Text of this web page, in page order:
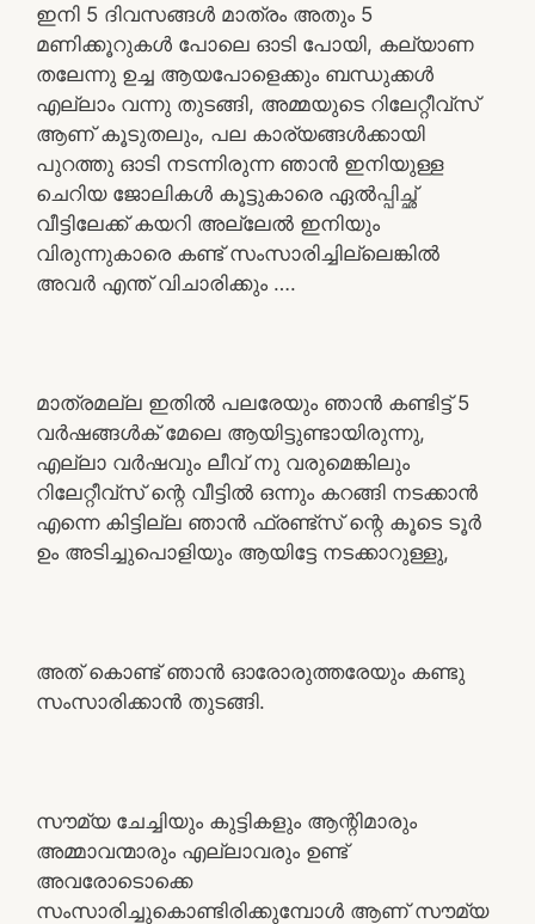
ഇനി 5 ദിവസങ്ങൾ മാത്രം അതും 5
മണിക്കൂറുകൾ പോലെ ഓടി പോയി, കല്യാണ
തലേന്നു ഉച്ച ആയപോളെക്കും ബന്ധുക്കൾ
എല്ലാം വന്നു തുടങ്ങി, അമ്മയുടെ റിലേറ്റീവ്സ്
ആണ് കൂടുതലും, പല കാര്യങ്ങൾക്കായി
പുറത്തു ഓടി നടന്നിരുന്ന ഞാൻ ഇനിയുള്ള
ചെറിയ ജോലികൾ കൂട്ടുകാരെ ഏൽപ്പിച്ഛ്
വീട്ടിലേക്ക് കയറി അല്ലേൽ ഇനിയും
വിരുന്നുകാരെ കണ്ട് സംസാരിച്ചില്ലെങ്കിൽ
അവർ എന്ത് വിചാരിക്കും ….
മാത്രമല്ല ഇതിൽ പലരേയും ഞാൻ കണ്ടിട്ട് 5
വർഷങ്ങൾക് മേലെ ആയിട്ടുണ്ടായിരുന്നു,
എല്ലാ വർഷവും ലീവ് നു വരുമെങ്കിലും
റിലേറ്റീവ്സ് ന്റെ വീട്ടിൽ ഒന്നും കറങ്ങി നടക്കാൻ
എന്നെ കിട്ടില്ല ഞാൻ ഫ്രണ്ട്സ് ന്റെ കൂടെ ടൂർ
ഉം അടിച്ചുപൊളിയും ആയിട്ടേ നടക്കാറുള്ളു,
അത് കൊണ്ട് ഞാൻ ഓരോരുത്തരേയും കണ്ടു
സംസാരിക്കാൻ തുടങ്ങി.
സൗമ്യ ചേച്ചിയും കുട്ടികളും ആന്റിമാരും
അമ്മാവന്മാരും എല്ലാവരും ഉണ്ട്
അവരോടൊക്കെ
സംസാരിച്ചുകൊണ്ടിരിക്കുമ്പോൾ ആണ് സൗമ്യ